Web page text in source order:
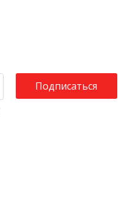
Подписаться